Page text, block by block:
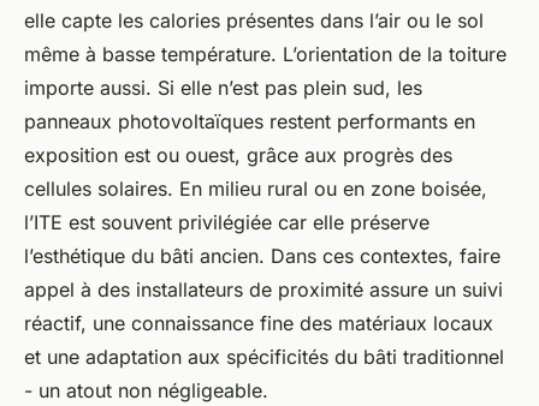
elle capte les calories présentes dans l’air ou le sol
même à basse température. L’orientation de la toiture
importe aussi. Si elle n’est pas plein sud, les
panneaux photovoltaïques restent performants en
exposition est ou ouest, grâce aux progrès des
cellules solaires. En milieu rural ou en zone boisée,
l’ITE est souvent privilégiée car elle préserve
l’esthétique du bâti ancien. Dans ces contextes, faire
appel à des installateurs de proximité assure un suivi
réactif, une connaissance fine des matériaux locaux
et une adaptation aux spécificités du bâti traditionnel
- un atout non négligeable.